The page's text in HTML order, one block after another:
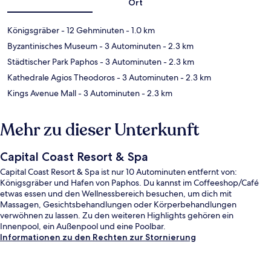
Ort
Königsgräber- 12 Gehminuten- 1.0 km
Byzantinisches Museum- 3 Autominuten- 2.3 km
Städtischer Park Paphos- 3 Autominuten- 2.3 km
Kathedrale Agios Theodoros- 3 Autominuten- 2.3 km
Kings Avenue Mall- 3 Autominuten- 2.3 km
Mehr zu dieser Unterkunft
Capital Coast Resort & Spa
Capital Coast Resort & Spa ist nur 10 Autominuten entfernt von:
Königsgräber und Hafen von Paphos. Du kannst im Coffeeshop/Café
etwas essen und den Wellnessbereich besuchen, um dich mit
Massagen, Gesichtsbehandlungen oder Körperbehandlungen
verwöhnen zu lassen. Zu den weiteren Highlights gehören ein
Innenpool, ein Außenpool und eine Poolbar.
Informationen zu den Rechten zur Stornierung